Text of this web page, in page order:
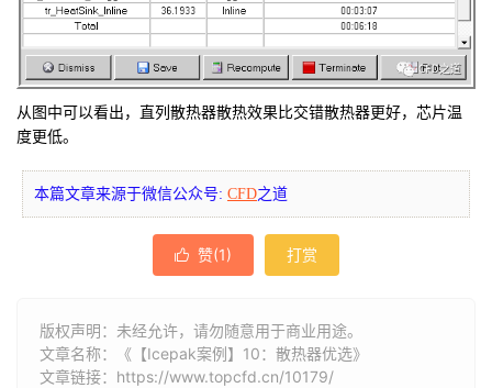
从图中可以看出，直列散热器散热效果比交错散热器更好，芯片温
度更低。
本篇文章来源于微信公众号: CFD之道
 赞(1) 打赏
版权声明：未经允许，请勿随意用于商业用途。
文章名称：《【Icepak案例】10：散热器优选》
文章链接： https://www.topcfd.cn/10179/